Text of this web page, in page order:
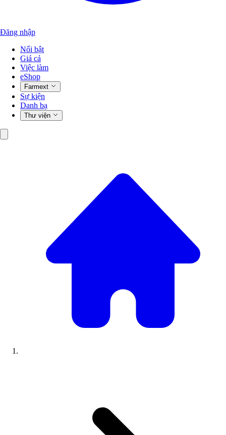
Đăng nhập
Nổi bật
Giá cả
Việc làm
eShop
Farmext
Sự kiện
Danh bạ
Thư viện